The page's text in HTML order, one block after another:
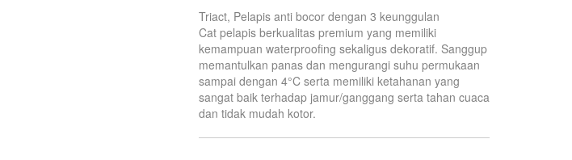
Triact, Pelapis anti bocor dengan 3 keunggulan
Cat pelapis berkualitas premium yang memiliki
kemampuan waterproofing sekaligus dekoratif. Sanggup
memantulkan panas dan mengurangi suhu permukaan
sampai dengan 4°C serta memiliki ketahanan yang
sangat baik terhadap jamur/ganggang serta tahan cuaca
dan tidak mudah kotor.